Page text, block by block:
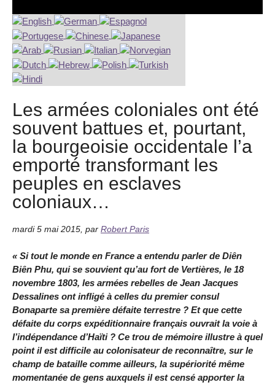
Les armées coloniales ont été
souvent battues et, pourtant,
la bourgeoisie occidentale l’a
emporté transformant les
peuples en esclaves
coloniaux…
mardi 5 mai 2015 par Robert Paris
« Si tout le monde en France a entendu parler de Diên
Biên Phu, qui se souvient qu’au fort de Vertières, le 18
novembre 1803, les armées rebelles de Jean Jacques
Dessalines ont infligé à celles du premier consul
Bonaparte sa première défaite terrestre ? Et que cette
défaite du corps expéditionnaire français ouvrait la voie à
l’indépendance d’Haïti ? Ce trou de mémoire illustre à quel
point il est difficile au colonisateur de reconnaître, sur le
champ de bataille comme ailleurs, la supériorité même
momentanée de gens auxquels il est censé apporter la